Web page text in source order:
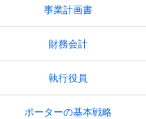
事業計画書
財務会計
執行役員
ポーターの基本戦略